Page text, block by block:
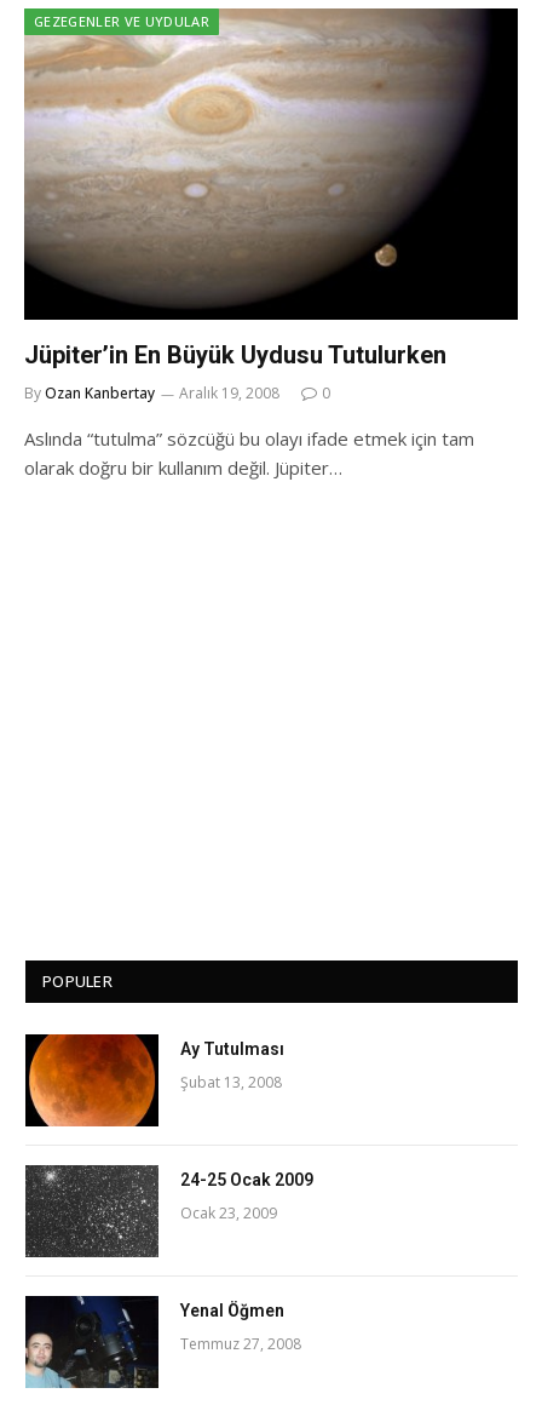
GEZEGENLER VE UYDULAR
Jüpiter’in En Büyük Uydusu Tutulurken
ByOzan Kanbertay Aralık 19, 2008 0
Aslında “tutulma” sözcüğü bu olayı ifade etmek için tam
olarak doğru bir kullanım değil. Jüpiter…
POPULER
Ay Tutulması
Şubat 13, 2008
24-25 Ocak 2009
Ocak 23, 2009
Yenal Öğmen
Temmuz 27, 2008